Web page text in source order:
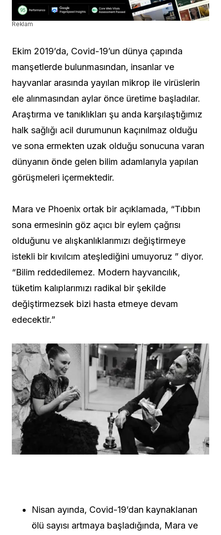
Reklam
Ekim 2019’da, Covid-19’un dünya çapında
manşetlerde bulunmasından, insanlar ve
hayvanlar arasında yayılan mikrop ile virüslerin
ele alınmasından aylar önce üretime başladılar.
Araştırma ve tanıklıkları şu anda karşılaştığımız
halk sağlığı acil durumunun kaçınılmaz olduğu
ve sona ermekten uzak olduğu sonucuna varan
dünyanın önde gelen bilim adamlarıyla yapılan
görüşmeleri içermektedir.
Mara ve Phoenix ortak bir açıklamada, “Tıbbın
sona ermesinin göz açıcı bir eylem çağrısı
olduğunu ve alışkanlıklarımızı değiştirmeye
istekli bir kıvılcım ateşlediğini umuyoruz ” diyor.
“Bilim reddedilemez. Modern hayvancılık,
tüketim kalıplarımızı radikal bir şekilde
değiştirmezsek bizi hasta etmeye devam
edecektir.”
Nisan ayında, Covid-19’dan kaynaklanan
ölü sayısı artmaya başladığında, Mara ve